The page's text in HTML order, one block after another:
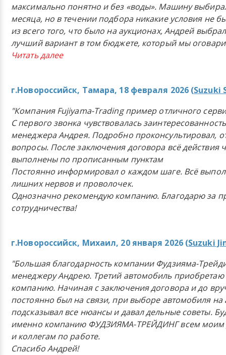
максимально понятно и без «воды». Машину
месяца, но в течении подбора никакие условия не
из всего того, что было на аукционах, Андрей
лучший вариант в том бюджете, который мы
Читать далее
г.Новороссийск, Тамара, 18 февраля 2026 (Suzuki
"Компания Fujiyama-Trading пример отличного
С первого звонка чувствовалась
менеджера Андрея. Подробно проконсультировал,
вопросы. После заключения договора всё действия
выполнены по прописанным пунктам
Постоянно информировал о каждом шаге. Всё
лишних нервов и проволочек.
Однозначно рекомендую компанию. Благодарю за
сотрудничества!
г.Новороссийск, Михаил, 20 января 2026 (Suzuki
"Большая благодарность компании Фудзияма-
менеджеру Андрею. Третий автомобиль приобретаю
компанию. Начиная с заключения договора и до
постоянно был на связи, при выборе автомобиля на
подсказывал все нюансы и давал дельные советы.
именно компанию ФУДЗИЯМА-ТРЕЙДИНГ всем моим
и коллегам по работе.
Спасибо Андрей!